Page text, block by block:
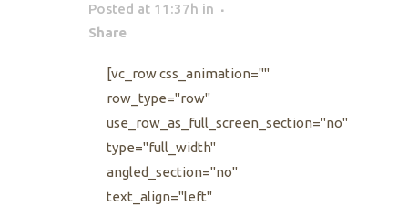
Posted at 11:37h in
Share
[vc_row css_animation=""
row_type="row"
use_row_as_full_screen_section="no"
type="full_width"
angled_section="no"
text_align="left"